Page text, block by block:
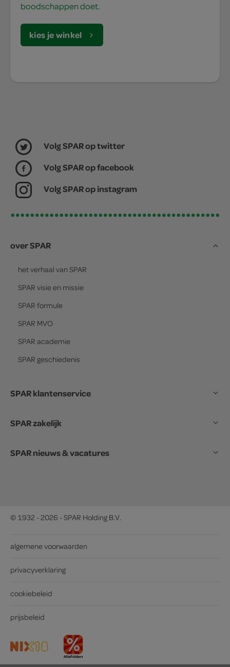
boodschappen doet.
kies je winkel
Volg SPAR op twitter
Volg SPAR op facebook
Volg SPAR op instagram
over SPAR
het verhaal van SPAR
SPAR visie en missie
SPAR formule
SPAR MVO
SPAR academie
SPAR geschiedenis
SPAR klantenservice
SPAR zakelijk
SPAR nieuws & vacatures
© 1932 - 2026 - SPAR Holding B.V.
algemene voorwaarden
privacyverklaring
cookiebeleid
prijsbeleid